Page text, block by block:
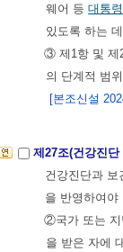
웨어 등 대통
있도록 하는
③ 제1항 및 제
의 단계적 범
[본조신설
제27조(건강진
건강진단과
을 반영하여
②국가 또는 지
을 받은 자에